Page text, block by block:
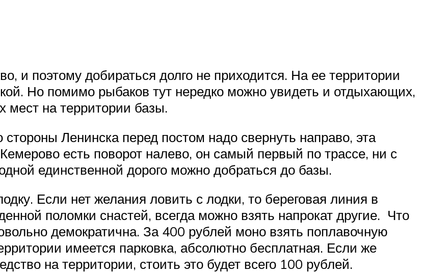
и поэтому добираться долго не приходится. На ее территории
Но помимо рыбаков тут нередко можно увидеть и отдыхающих,
мест на территории базы.
Ленинска перед постом надо свернуть направо, эта
есть поворот налево, он самый первый по трассе, ни с
единственной дорого можно добраться до базы.
Если нет желания ловить с лодки, то береговая линия в
поломки снастей, всегда можно взять напрокат другие. Что
демократична. За 400 рублей моно взять поплавочную
имеется парковка, абсолютно бесплатная. Если же
на территории, стоить это будет всего 100 рублей.